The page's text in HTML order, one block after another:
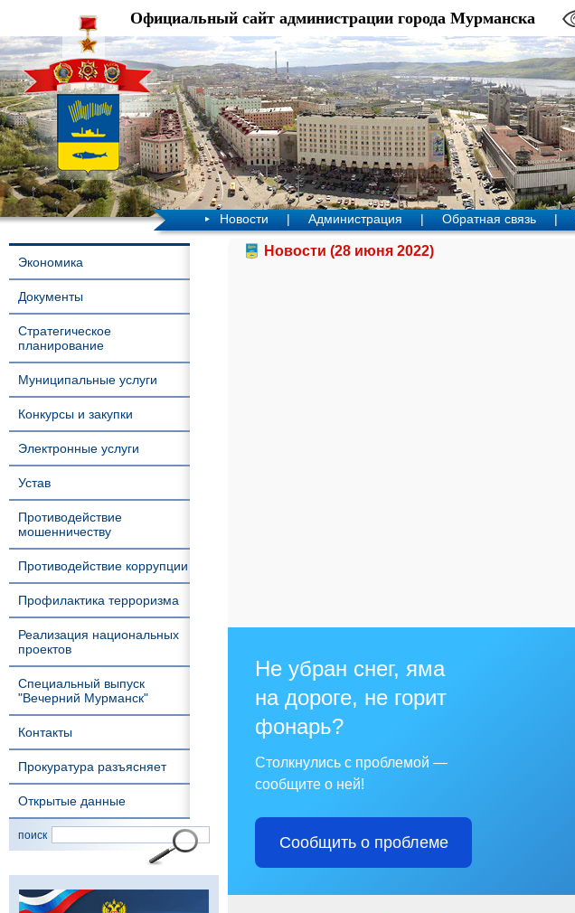
Официальный сайт администрации города Мурманска
Новости | Администрация | Обратная связь |
Экономика
Документы
Стратегическое
планирование
Муниципальные услуги
Конкурсы и закупки
Электронные услуги
Устав
Противодействие
мошенничеству
Противодействие коррупции
Профилактика терроризма
Реализация национальных
проектов
Специальный выпуск
"Вечерний Мурманск"
Контакты
Прокуратура разъясняет
Открытые данные
поиск
Новости (28 июня 2022)
Не убран снег, яма
на дороге, не горит
фонарь?
Столкнулись с проблемой —
сообщите о ней!
Сообщить о проблеме